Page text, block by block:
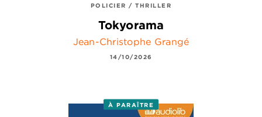
POLICIER / THRILLER
Tokyorama
Jean-Christophe Grangé
14/10/2026
À PARAÎTRE